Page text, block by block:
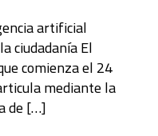
artificial
ciudadanía El
comienza el 24
mediante la
de[…]